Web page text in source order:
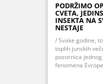
PODRŽIMO
CVETA,
INSEKTA NA
NESTAJE
/ Svake godine,
toplih junskih
pozornica
fenomena